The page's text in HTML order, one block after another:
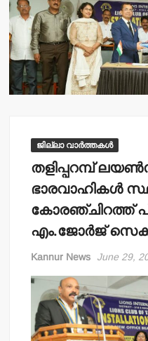
ജില്ലാ വാർത്തകൾ
തളിപ്പറമ്പ്
ഭാരവാഹികള്‍
കോരഞ്ചിറത്ത്
എം.ജോര്‍ജ്
Kannur News June 29,